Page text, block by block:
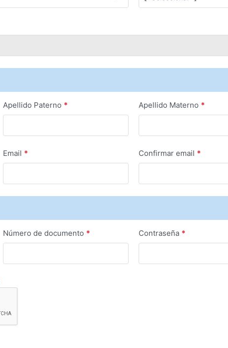
Apellido Paterno * Apellido Materno *
Email * Confirmar email *
Número de documento * Contraseña *